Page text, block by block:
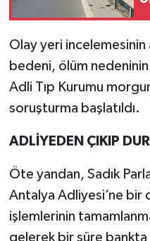
Olay yeri incelemesinin
bedeni, ölüm
Adli Tıp Kurumu
soruşturma başlatıldı.
ADLİYEDEN ÇIKIP
Öte yandan, Sadık
Antalya Adliyesi’ne bir
işlemlerinin
gelerek bir süre bankta